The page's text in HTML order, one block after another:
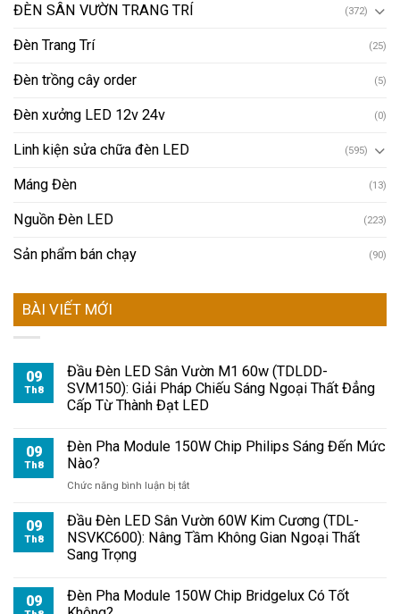
ĐÈN SÂN VƯỜN TRANG TRÍ (372)
Đèn Trang Trí (25)
Đèn trồng cây order (5)
Đèn xưởng LED 12v 24v (0)
Linh kiện sửa chữa đèn LED (595)
Máng Đèn (13)
Nguồn Đèn LED (223)
Sản phẩm bán chạy (90)
BÀI VIẾT MỚI
09
Th8
Đầu Đèn LED Sân Vườn M1 60w (TDLDD-
SVM150): Giải Pháp Chiếu Sáng Ngoại Thất Đẳng
Cấp Từ Thành Đạt LED
09
Th8
Đèn Pha Module 150W Chip Philips Sáng Đến Mức
Nào?
Chức năng bình luận bị tắtở
Pha
Module
Sáng
09
Th8
Đầu Đèn LED Sân Vườn 60W Kim Cương (TDL-
NSVKC600): Nâng Tầm Không Gian Ngoại Thất
Sang Trọng
09
Đèn Pha Module 150W Chip Bridgelux Có Tốt